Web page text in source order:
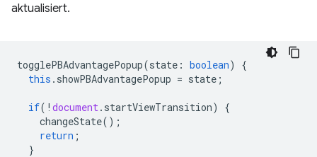
aktualisiert.
togglePBAdvantagePopup(state : boolean)
{
this . showPBAdvantagePopup = state ;
if( ! document . startViewTransition)
{
changeState();
return ;
}